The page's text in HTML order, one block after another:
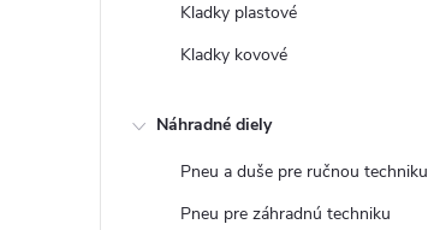
Kladky plastové
Kladky kovové
Náhradné diely
Pneu a duše pre ručnou techniku
Pneu pre záhradnú techniku